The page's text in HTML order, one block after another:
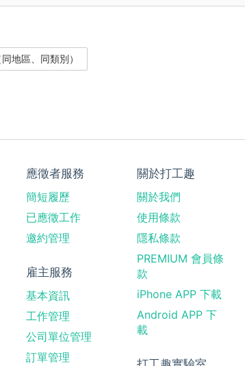
應徵者服務
簡短履歷
已應徵工作
邀約管理
雇主服務
基本資訊
工作管理
公司單位管理
訂單管理
關於打工趣
關於我們
使用條款
隱私條款
PREMIUM 會員條
款
iPhone APP 下載
Android APP 下
載